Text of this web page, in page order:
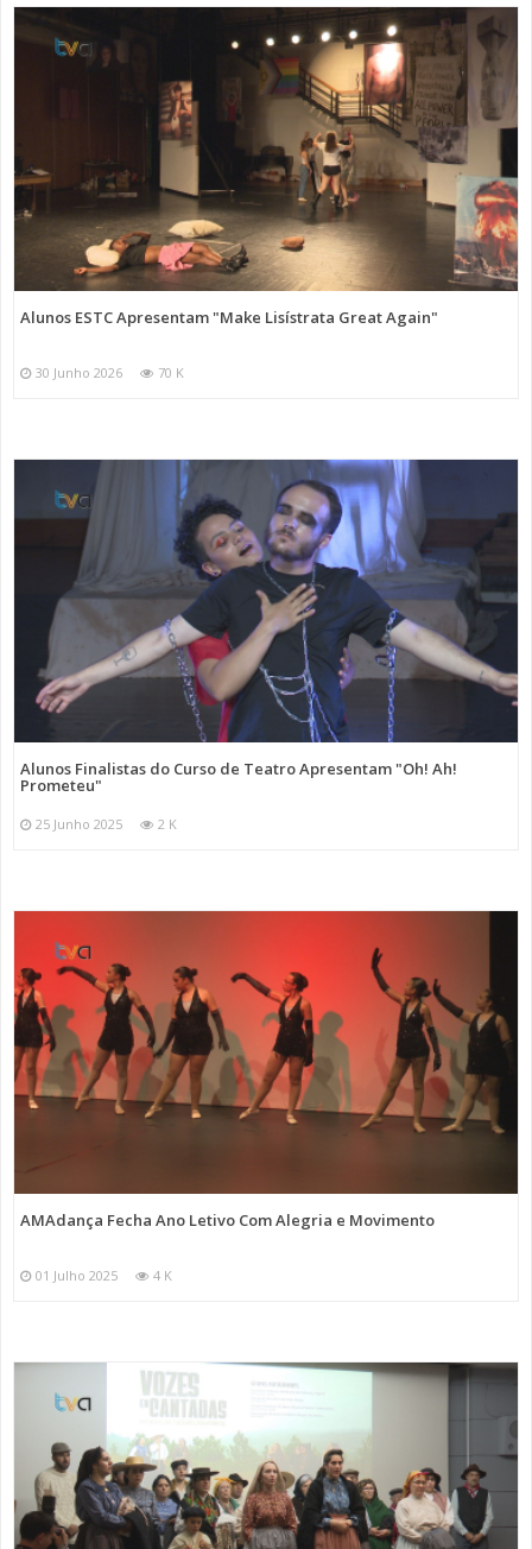
Alunos ESTC Apresentam "Make Lisístrata Great Again"
30 Junho 2026 70 K
Alunos Finalistas do Curso de Teatro Apresentam "Oh! Ah!
Prometeu"
25 Junho 2025 2 K
AMAdança Fecha Ano Letivo Com Alegria e Movimento
01 Julho 2025 4 K